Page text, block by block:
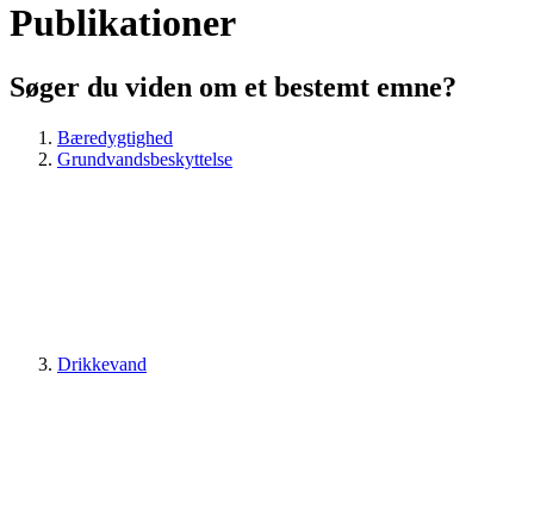
Publikationer
Søger du viden om et bestemt emne?
Bæredygtighed
Grundvandsbeskyttelse
Drikkevand